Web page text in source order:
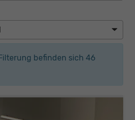
befinden sich 46